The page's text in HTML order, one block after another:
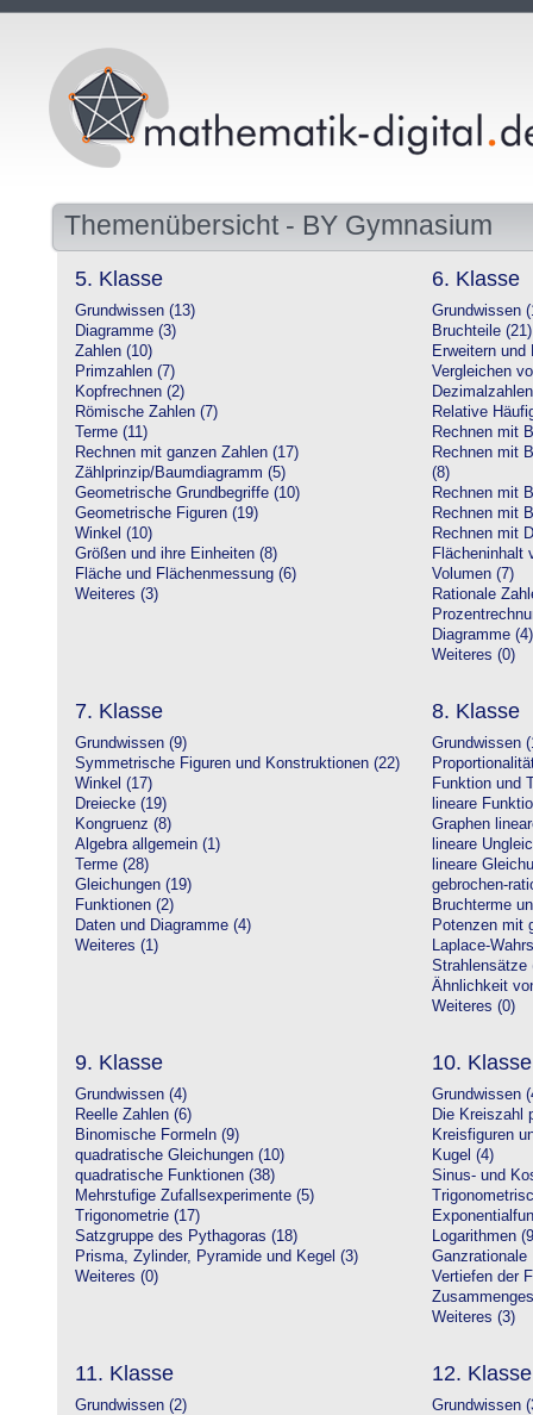
Themenübersicht - BY Gymnasium
5. Klasse
Grundwissen (13)
Diagramme (3)
Zahlen (10)
Primzahlen (7)
Kopfrechnen (2)
Römische Zahlen (7)
Terme (11)
Rechnen mit ganzen Zahlen (17)
Zählprinzip/Baumdiagramm (5)
Geometrische Grundbegriffe (10)
Geometrische Figuren (19)
Winkel (10)
Größen und ihre Einheiten (8)
Fläche und Flächenmessung (6)
Weiteres (3)
6. Klasse
Grundwissen
Bruchteile (21)
Erweitern und
Vergleichen
Relative
Rechnen mit
Rechnen mit
(8)
Rechnen mit
Rechnen mit
Rechnen mit
Flächeninhalt
Volumen (7)
Rationale
Diagramme (4)
Weiteres (0)
7. Klasse
Grundwissen (9)
Symmetrische Figuren und Konstruktionen (22)
Winkel (17)
Dreiecke (19)
Kongruenz (8)
Algebra allgemein (1)
Terme (28)
Gleichungen (19)
Funktionen (2)
Daten und Diagramme (4)
Weiteres (1)
8. Klasse
Grundwissen
Funktion und
lineare
Graphen
lineare
lineare
gebrochen-
Bruchterme
Potenzen mit
Laplace-
Strahlensätze
Ähnlichkeit
Weiteres (0)
9. Klasse
Grundwissen (4)
Reelle Zahlen (6)
Binomische Formeln (9)
quadratische Gleichungen (10)
quadratische Funktionen (38)
Mehrstufige Zufallsexperimente (5)
Trigonometrie (17)
Satzgruppe des Pythagoras (18)
Prisma, Zylinder, Pyramide und Kegel (3)
Weiteres (0)
10. Klasse
Grundwissen
Die Kreiszahl
Kreisfiguren
Kugel (4)
Sinus- und
Logarithmen
Ganzrationale
Vertiefen der
Weiteres (3)
11. Klasse
Grundwissen (2)
12. Klasse
Grundwissen